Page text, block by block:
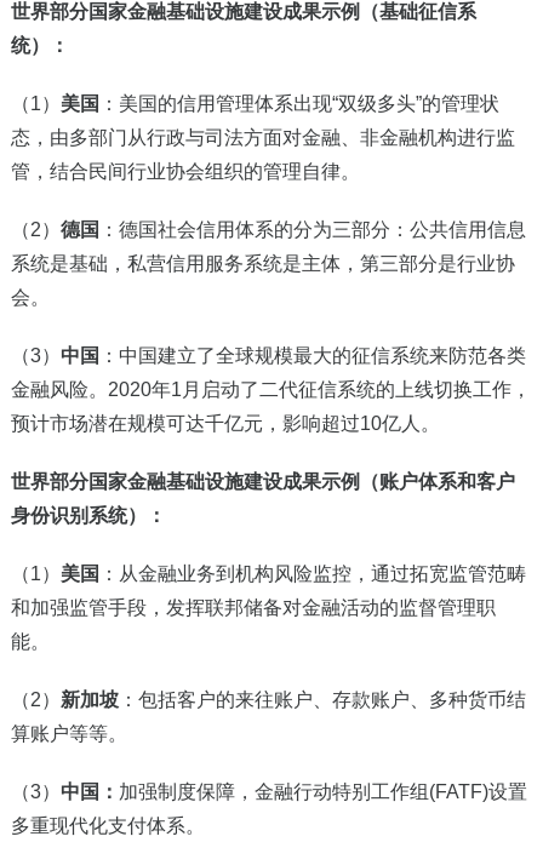
世界部分国家金融基础设施建设成果示例（基础征信系
统）：
（1） 美国 ：美国的信用管理体系出现“双级多头”的管理状
态，由多部门从行政与司法方面对金融、非金融机构进行监
管，结合民间行业协会组织的管理自律。
（2） 德国 ：德国社会信用体系的分为三部分：公共信用信息
系统是基础，私营信用服务系统是主体，第三部分是行业协
会。
（3） 中国 ：中国建立了全球规模最大的征信系统来防范各类
金融风险。2020年1月启动了二代征信系统的上线切换工作，
预计市场潜在规模可达千亿元，影响超过10亿人。
世界部分国家金融基础设施建设成果示例（账户体系和客户
身份识别系统）：
（1） 美国 ：从金融业务到机构风险监控，通过拓宽监管范畴
和加强监管手段，发挥联邦储备对金融活动的监督管理职
能。
（2） 新加坡：包括客户的来往账户、存款账户、多种货币结
算账户等等。
（3） 中国： 加强制度保障，金融行动特别工作组(FATF)设置
多重现代化支付体系。